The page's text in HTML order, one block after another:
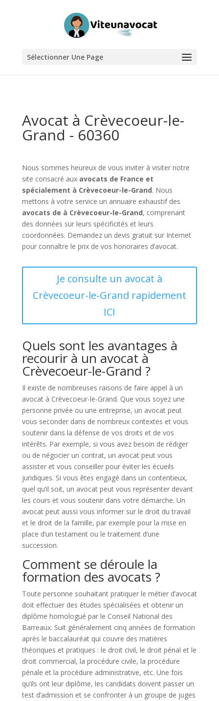
Sélectionner Une Page
Avocat à Crèvecoeur-le-
Grand - 60360
Nous sommes heureux de vous inviter à visiter notre
site consacré aux avocats de France et
spécialement à Crèvecoeur-le-Grand. Nous
mettons à votre service un annuaire exhaustif des
avocats de à Crèvecoeur-le-Grand, comprenant
des données sur leurs spécificités et leurs
coordonnées. Demandez un devis gratuit sur Internet
pour connaître le prix de vos honoraires d’avocat.
Je consulte un avocat à
Crèvecoeur-le-Grand rapidement
ICI
Quels sont les avantages à
recourir à un avocat à
Crèvecoeur-le-Grand ?
Il existe de nombreuses raisons de faire appel à un
avocat à Crèvecoeur-le-Grand. Que vous soyez une
personne privée ou une entreprise, un avocat peut
vous seconder dans de nombreux contextes et vous
soutenir dans la défense de vos droits et de vos
intérêts. Par exemple, si vous avez besoin de rédiger
ou de négocier un contrat, un avocat peut vous
assister et vous conseiller pour éviter les écueils
juridiques. Si vous êtes engagé dans un contentieux,
quel qu’il soit, un avocat peut vous représenter devant
les cours et vous soutenir dans votre démarche. Un
avocat peut aussi vous informer sur le droit du travail
et le droit de la famille, par exemple pour la mise en
place d’un testament ou le traitement d’une
succession.
Comment se déroule la
formation des avocats ?
Toute personne souhaitant pratiquer le métier d’avocat
doit effectuer des études spécialisées et obtenir un
diplôme homologué par le Conseil National des
Barreaux. Suit généralement cinq années de formation
après le baccalauréat qui couvre des matières
théoriques et pratiques : le droit civil, le droit pénal et le
droit commercial, la procédure civile, la procédure
pénale et la procédure administrative, etc. Une fois
qu’ils ont leur diplôme, les candidats doivent passer un
test d’admission et se confronter à un groupe de juges